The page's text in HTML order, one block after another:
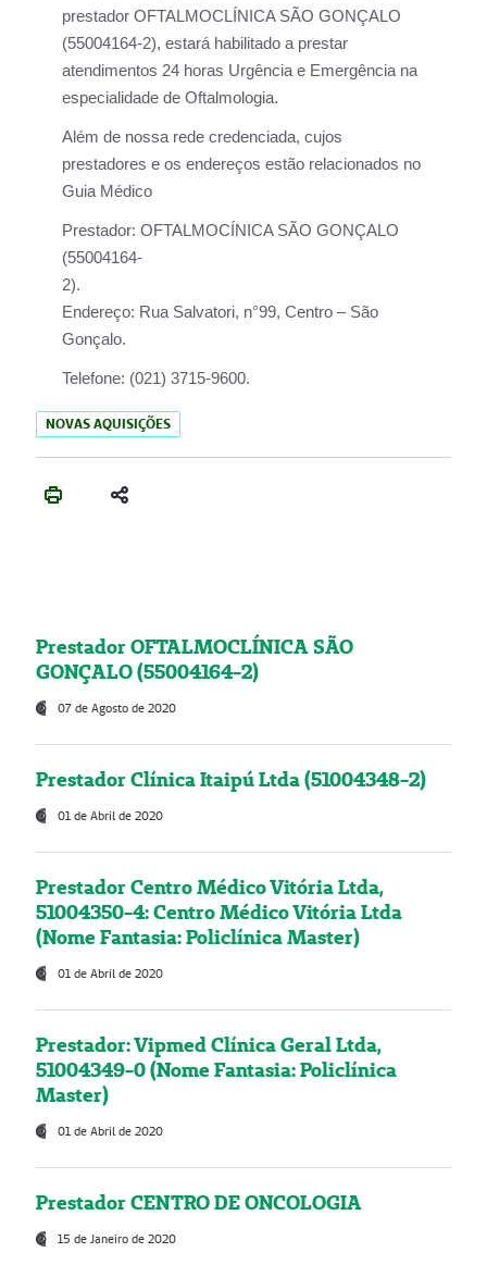
prestador OFTALMOCLÍNICA SÃO GONÇALO
(55004164-2), estará habilitado a prestar
atendimentos 24 horas Urgência e Emergência na
especialidade de Oftalmologia.
Além de nossa rede credenciada, cujos
prestadores e os endereços estão relacionados no
Guia Médico
Prestador: OFTALMOCÍNICA SÃO GONÇALO
(55004164-
2).
Endereço: Rua Salvatori, n°99, Centro – São
Gonçalo.
Telefone: (021) 3715-9600.
NOVAS AQUISIÇÕES
Prestador OFTALMOCLÍNICA SÃO
GONÇALO (55004164-2)
07 de Agosto de 2020
Prestador Clínica Itaipú Ltda (51004348-2)
01 de Abril de 2020
Prestador Centro Médico Vitória Ltda,
51004350-4: Centro Médico Vitória Ltda
(Nome Fantasia: Policlínica Master)
01 de Abril de 2020
Prestador: Vipmed Clínica Geral Ltda,
51004349-0 (Nome Fantasia: Policlínica
Master)
01 de Abril de 2020
Prestador CENTRO DE ONCOLOGIA
15 de Janeiro de 2020